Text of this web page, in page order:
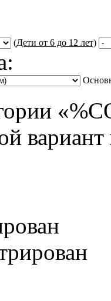
(Дети от 6 до 12 лет)